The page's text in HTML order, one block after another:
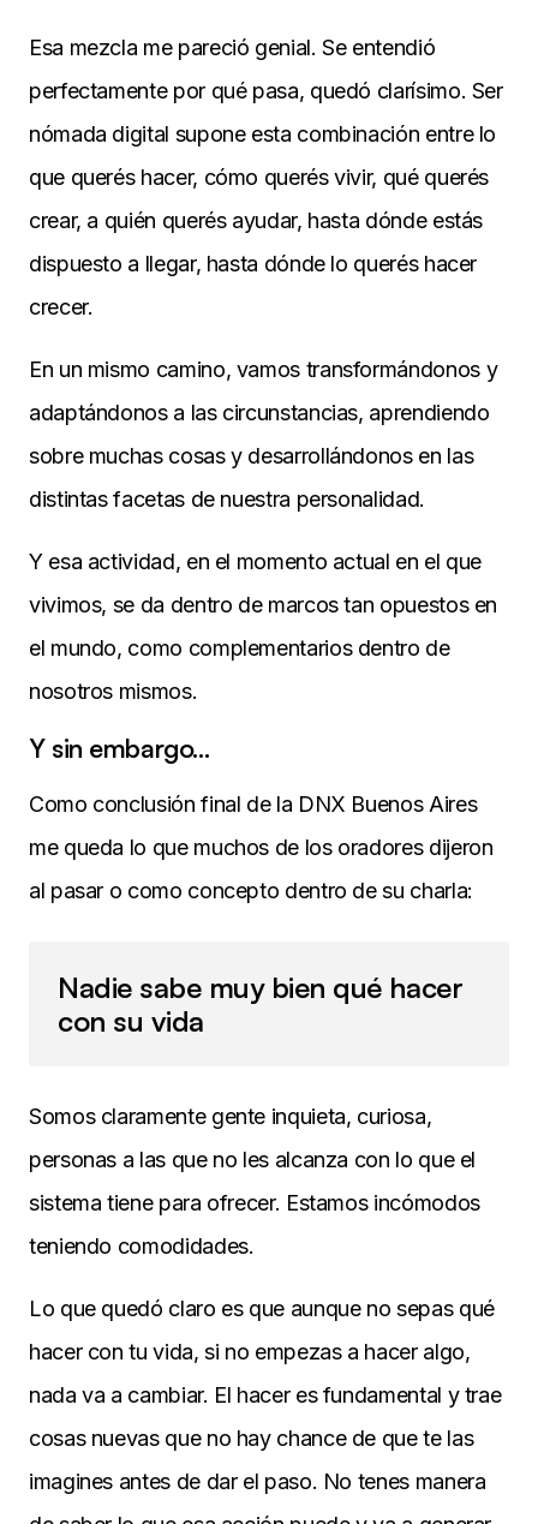
Esa mezcla me pareció genial. Se entendió
perfectamente por qué pasa, quedó clarísimo. Ser
nómada digital supone esta combinación entre lo
que querés hacer, cómo querés vivir, qué querés
crear, a quién querés ayudar, hasta dónde estás
dispuesto a llegar, hasta dónde lo querés hacer
crecer.
En un mismo camino, vamos transformándonos y
adaptándonos a las circunstancias, aprendiendo
sobre muchas cosas y desarrollándonos en las
distintas facetas de nuestra personalidad.
Y esa actividad, en el momento actual en el que
vivimos, se da dentro de marcos tan opuestos en
el mundo, como complementarios dentro de
nosotros mismos.
Y sin embargo…
Como conclusión final de la DNX Buenos Aires
me queda lo que muchos de los oradores dijeron
al pasar o como concepto dentro de su charla:
Nadie sabe muy bien qué hacer
con su vida
Somos claramente gente inquieta, curiosa,
personas a las que no les alcanza con lo que el
sistema tiene para ofrecer. Estamos incómodos
teniendo comodidades.
Lo que quedó claro es que aunque no sepas qué
hacer con tu vida, si no empezas a hacer algo,
nada va a cambiar. El hacer es fundamental y trae
cosas nuevas que no hay chance de que te las
imagines antes de dar el paso. No tenes manera